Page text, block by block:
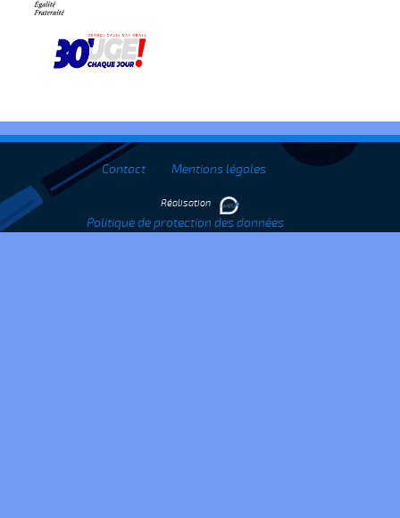
Contact Mentions légales
Politique de protection des données
Réalisation